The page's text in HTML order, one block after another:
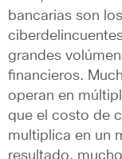
bancarias son
grandes
financieros.
operan en
que el costo de
multiplica en un
resultado,